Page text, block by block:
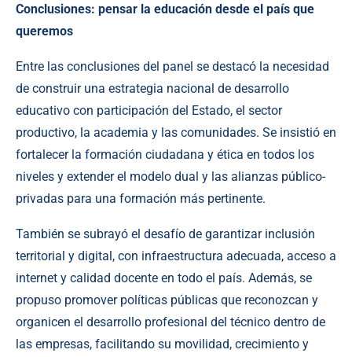
Conclusiones: pensar la educación desde el país que
queremos
Entre las conclusiones del panel se destacó la necesidad
de construir una estrategia nacional de desarrollo
educativo con participación del Estado, el sector
productivo, la academia y las comunidades. Se insistió en
fortalecer la formación ciudadana y ética en todos los
niveles y extender el modelo dual y las alianzas público-
privadas para una formación más pertinente.
También se subrayó el desafío de garantizar inclusión
territorial y digital, con infraestructura adecuada, acceso a
internet y calidad docente en todo el país. Además, se
propuso promover políticas públicas que reconozcan y
organicen el desarrollo profesional del técnico dentro de
las empresas, facilitando su movilidad, crecimiento y